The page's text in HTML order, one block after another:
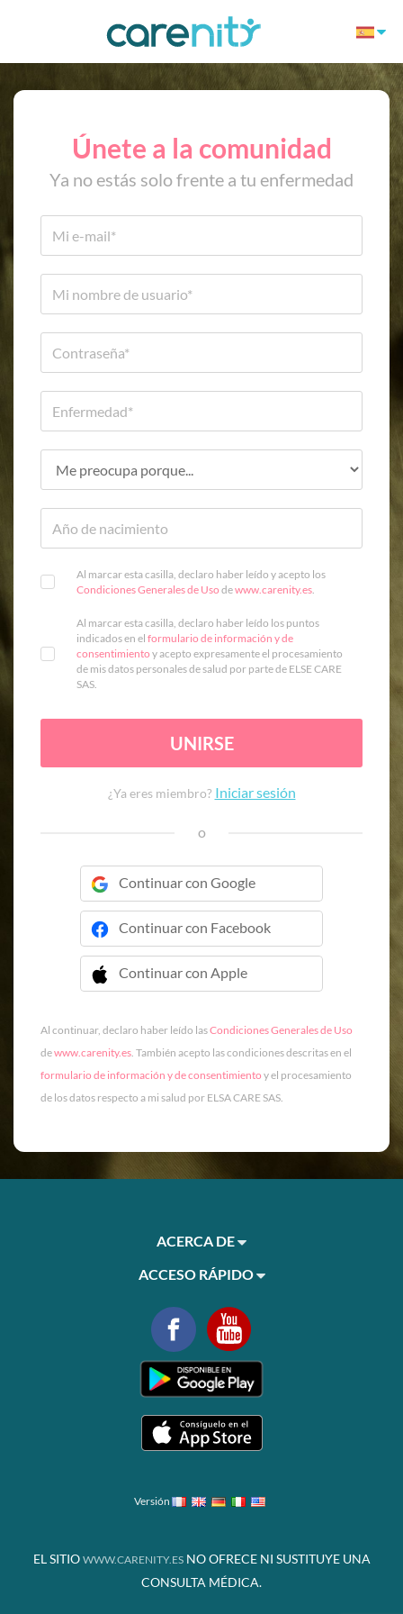
Únete a la comunidad
Ya no estás solo frente a tu enfermedad
Al marcar esta casilla, declaro haber leído y acepto los
Condiciones Generales de Uso dewww.carenity.es.
Al marcar esta casilla, declaro haber leído los puntos
indicados en el formulario de información y de
consentimiento y acepto expresamente el procesamiento
de mis datos personales de salud por parte de ELSE CARE
SAS.
UNIRSE
¿Ya eres miembro? Iniciar sesión
o
Continuar con Google
Continuar con Facebook
Continuar con Apple
 Continuar con Apple
Al continuar, declaro haber leído lasCondiciones Generales de Uso
dewww.carenity.es. También acepto las condiciones descritas en el
formulario de información y de consentimiento y el procesamiento
de los datos respecto a mi salud por ELSA CARE SAS.
ACERCA DE
ACCESO RÁPIDO
Versión
EL SITIO WWW.CARENITY.ESNO OFRECE NI SUSTITUYE UNA
CONSULTA MÉDICA.